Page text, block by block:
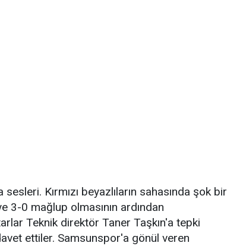
Kırmızı beyazlıların sahasında şok bir
3-0 mağlup olmasının ardından
Teknik direktör Taner Taşkın'a tepki
ettiler. Samsunspor'a gönül veren